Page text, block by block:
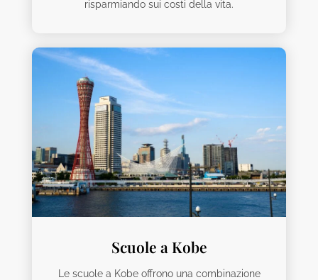
risparmiando sui costi della vita.
Scuole a Kobe
Le scuole a Kobe offrono una combinazione